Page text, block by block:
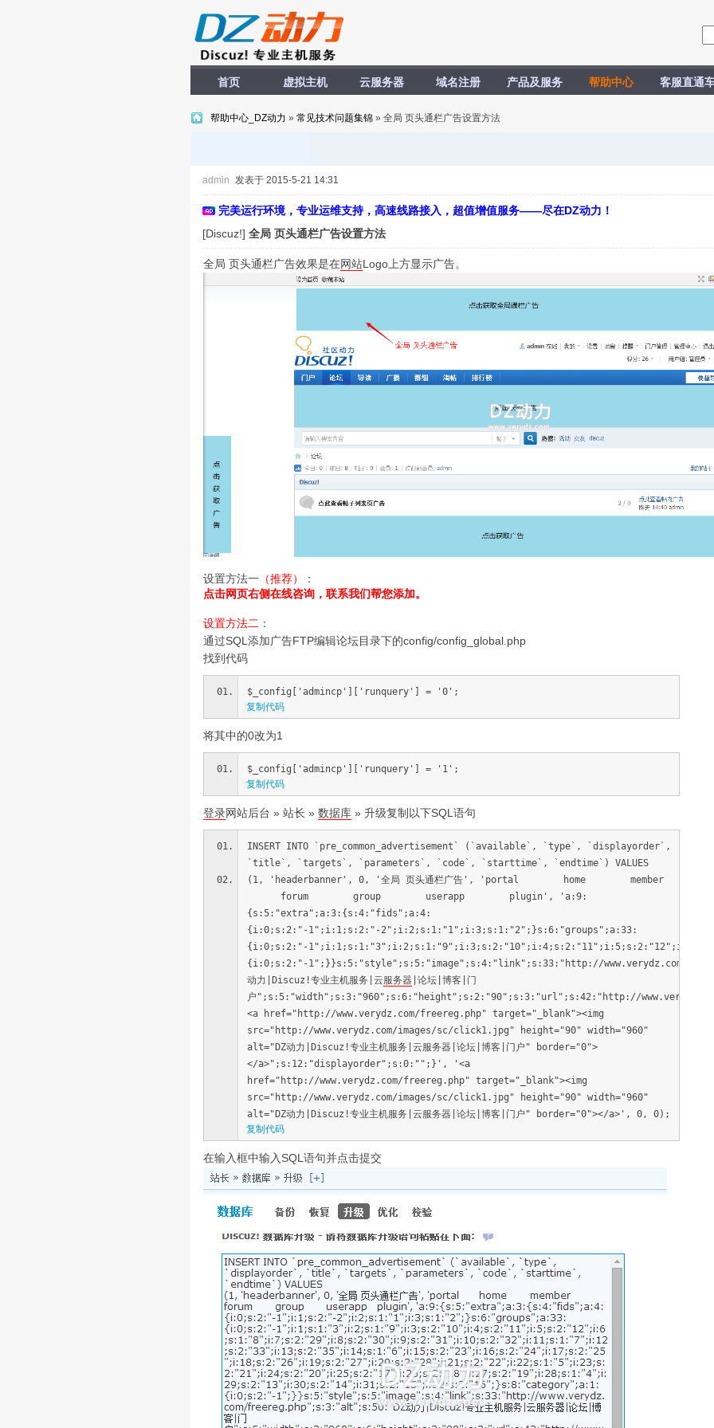
首页 虚拟主机 云服务器 域名注册 产品及服务 帮助中心 客服直通
帮助中心_DZ动力 » 常见技术问题集锦 » 全局 页头通栏广告设置方法
admin 发表于 2015-5-21 14:31
完美运行环境，专业运维支持，高速线路接入，超值增值服务——尽在DZ动力！
[Discuz!] 全局 页头通栏广告设置方法
全局 页头通栏广告效果是在网站Logo上方显示广告。
设置方法一 （推荐）
：
点击网页右侧在线咨询，联系我们帮您添加。
设置方法二 ：
通过SQL添加广告FTP编辑论坛目录下的config/config_global.php
找到代码
$_config['admincp']['runquery'] = '0';
复制代码
将其中的0改为1
$_config['admincp']['runquery'] = '1';
复制代码
登录网站后台 » 站长 » 数据库 » 升级复制以下SQL语句
INSERT INTO `pre_common_advertisement` (`available`, `type`, `displayorder`,
`title`, `targets`, `parameters`, `code`, `starttime`, `endtime`) VALUES
(1, 'headerbanner', 0, '全局 页头通栏广告', 'portal home member
forum group userapp plugin', 'a:9:
{s:5:"extra";a:3:{s:4:"fids";a:4:
{i:0;s:2:"-1";i:1;s:2:"-2";i:2;s:1:"1";i:3;s:1:"2";}s:6:"groups";a:33:
{i:0;s:2:"-
{i:0;s:2:"-1";}}s:5:"style";s:5:"image";s:4:"link";s:33:"http://www.verydz.com/
动力|Discuz!专业主机服务|云服务器 |论坛|博客|门
户";s:5:"width";s:3:"960";s:6:"height";s:2:"90";s:3:"url";s:42:"http://
<a href="http://www.verydz.com/freereg.php" target="_blank"><img
src="http://www.verydz.com/images/sc/click1.jpg" height="90" width="960"
alt="DZ动力|Discuz!专业主机服务|云服务器|论坛|博客|门户" border="0">
</a>";s:12:"displayorder";s:0:"";}', '<a
href="http://www.verydz.com/freereg.php" target="_blank"><img
src="http://www.verydz.com/images/sc/click1.jpg" height="90" width="960"
alt="DZ动力|Discuz!专业主机服务|云服务器|论坛|博客|门户" border="0"></a>', 0, 0);
复制代码
在输入框中输入SQL语句并点击提交